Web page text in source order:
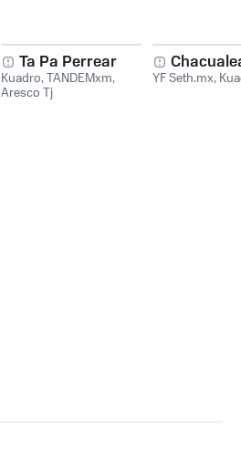
Ta Pa Perrear
Kuadro,TANDEMxm,
Aresco Tj
YF Seth.mx,